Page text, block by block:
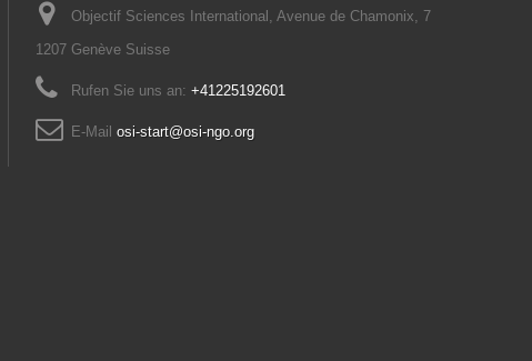
Objectif Sciences International, Avenue de Chamonix, 7
1207 Genève Suisse
Rufen Sie uns an: +41225192601
E-Mail osi-start@osi-ngo.org